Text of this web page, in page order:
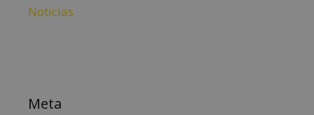
Noticias
Meta